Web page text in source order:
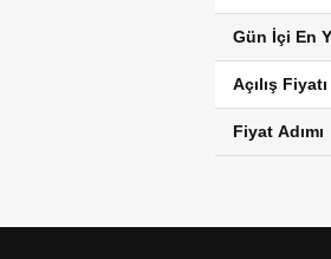
Gün İçi En
Açılış Fiyatı
Fiyat Adımı